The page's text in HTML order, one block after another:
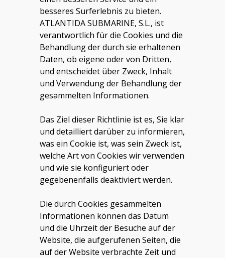
besseres Surferlebnis zu bieten.
ATLANTIDA SUBMARINE, S.L., ist
verantwortlich für die Cookies und die
Behandlung der durch sie erhaltenen
Daten, ob eigene oder von Dritten,
und entscheidet über Zweck, Inhalt
und Verwendung der Behandlung der
gesammelten Informationen.
Das Ziel dieser Richtlinie ist es, Sie klar
und detailliert darüber zu informieren,
was ein Cookie ist, was sein Zweck ist,
welche Art von Cookies wir verwenden
und wie sie konfiguriert oder
gegebenenfalls deaktiviert werden.
Die durch Cookies gesammelten
Informationen können das Datum
und die Uhrzeit der Besuche auf der
Website, die aufgerufenen Seiten, die
auf der Website verbrachte Zeit und